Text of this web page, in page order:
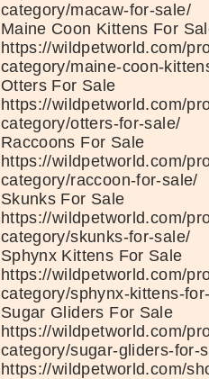
category/macaw-for-sale/
Maine Coon Kittens For
https://wildpetworld.com/
category/maine-coon-
Otters For Sale
https://wildpetworld.com/
category/otters-for-sale/
Raccoons For Sale
https://wildpetworld.com/
category/raccoon-for-sale/
Skunks For Sale
https://wildpetworld.com/
category/skunks-for-sale/
Sphynx Kittens For Sale
https://wildpetworld.com/
category/sphynx-kittens-
Sugar Gliders For Sale
https://wildpetworld.com/
category/sugar-gliders-for-
https://wildpetworld.com/